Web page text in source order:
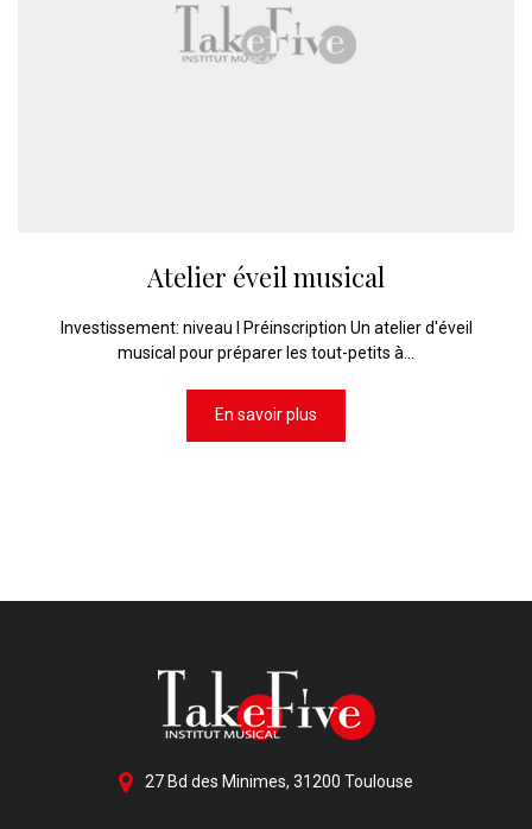
Atelier éveil musical
Investissement: niveau I Préinscription Un atelier d'éveil
musical pour préparer les tout-petits à...
En savoir plus
27 Bd des Minimes, 31200 Toulouse